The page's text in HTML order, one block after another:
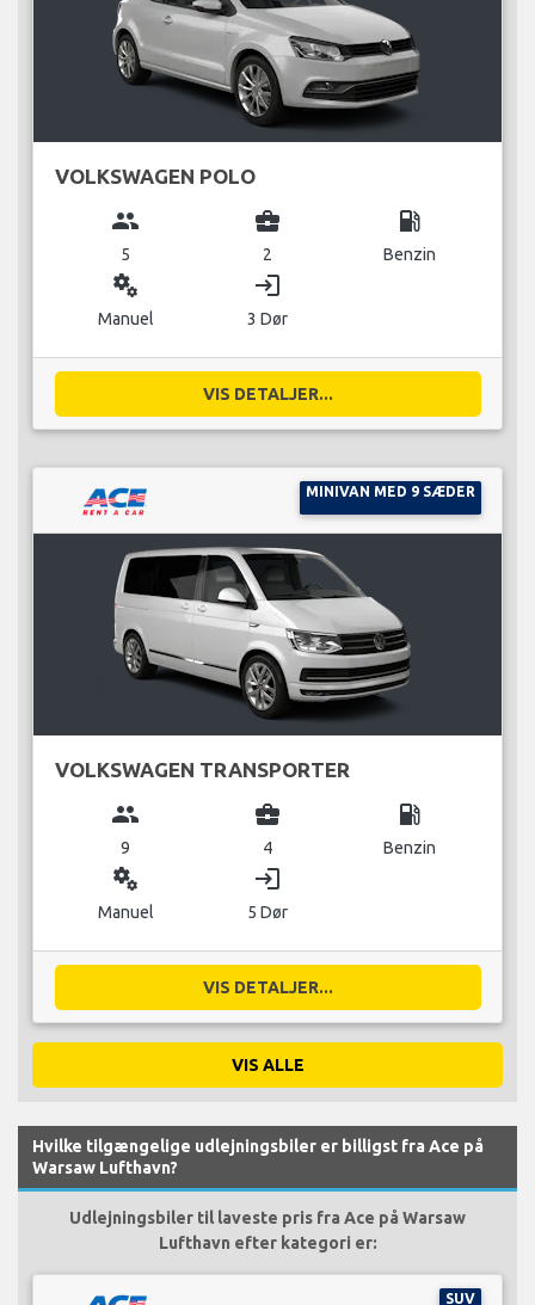
VOLKSWAGEN POLO
group
5
business_center
2
local_gas_station
Benzin
miscellaneous_services
Manuel
login
3 Dør
VIS DETALJER...
MINIVAN MED 9 SÆDER
VOLKSWAGEN TRANSPORTER
group
9
business_center
4
local_gas_station
Benzin
miscellaneous_services
Manuel
login
5 Dør
VIS DETALJER...
VIS ALLE
Hvilke tilgængelige udlejningsbiler er billigst fra Ace på
Warsaw Lufthavn?
Udlejningsbiler til laveste pris fra Ace på Warsaw
Lufthavn efter kategori er:
SUV